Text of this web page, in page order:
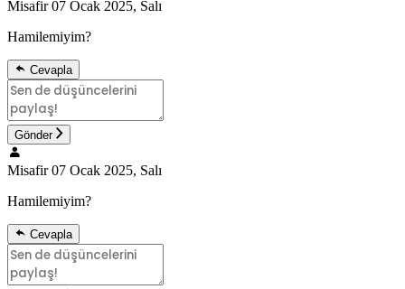
Misafir 07 Ocak 2025, Salı
Hamilemiyim?
Cevapla
Gönder
Misafir 07 Ocak 2025, Salı
Hamilemiyim?
Cevapla